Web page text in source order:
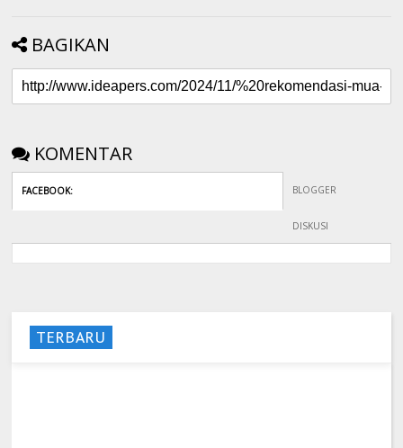
BAGIKAN
KOMENTAR
FACEBOOK: BLOGGER
DISKUSI
TERBARU